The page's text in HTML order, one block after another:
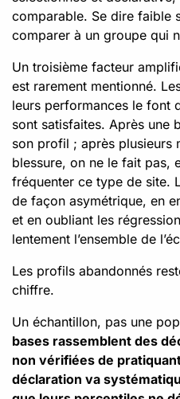
comparable. Se dire faible
comparer à un groupe qui
Un troisième facteur
est rarement mentionné.
leurs performances le font
sont satisfaites. Après une
son profil ; après plusieurs
blessure, on ne le fait pas,
fréquenter ce type de site.
de façon asymétrique, en
et en oubliant les
lentement l’ensemble de
Les profils abandonnés
chiffre.
Un échantillon, pas une
bases rassemblent des
non vérifiées de
déclaration va